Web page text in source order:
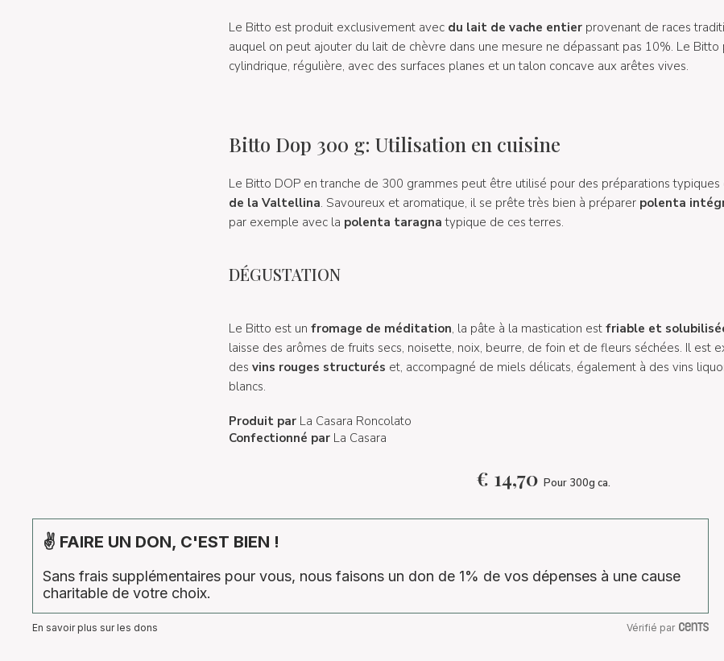
Le Bitto est produit exclusivement avec du lait de vache entierprovenant de races
auquel on peut ajouter du lait de chèvre dans une mesure ne dépassant pas 10%. Le
cylindrique, régulière, avec des surfaces planes et un talon concave aux arêtes vives.
Bitto Dop 300 g: Utilisation en cuisine
Le Bitto DOP en tranche de 300 grammes peut être utilisé pour des préparations typiques
de la Valtellina. Savoureux et aromatique, il se prête très bien à préparer polenta
par exemple avec la polenta taragna typique de ces terres.
DÉGUSTATION
Le Bitto est un fromage de méditation, la pâte à la mastication est friable et
laisse des arômes de fruits secs, noisette, noix, beurre, de foin et de fleurs séchées. Il est
des vins rouges structurés et, accompagné de miels délicats, également à des vins
blancs.
Produit parLa Casara Roncolato
Confectionné parLa Casara
€ 14,70 Pour 300g ca.
✌ FAIRE UN DON, C'EST BIEN !
Sans frais supplémentaires pour vous, nous faisons un don de 1% de vos dépenses à une cause
charitable de votre choix.
En savoir plus sur les dons Vérifié par